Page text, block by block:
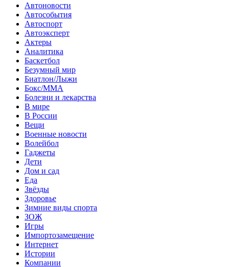
Автоновости
Автособытия
Автоспорт
Автоэксперт
Актеры
Аналитика
Баскетбол
Безумный мир
Биатлон/Лыжи
Бокс/MMA
Болезни и лекарства
В мире
В России
Вещи
Военные новости
Волейбол
Гаджеты
Дети
Дом и сад
Еда
Звёзды
Здоровье
Зимние виды спорта
ЗОЖ
Игры
Импортозамещение
Интернет
Истории
Компании